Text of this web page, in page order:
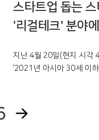
스타트업 돕는
'리걸테크' 분야
지난 4월 20일(현지 시각
‘2021년 아시아 30세 이
다.